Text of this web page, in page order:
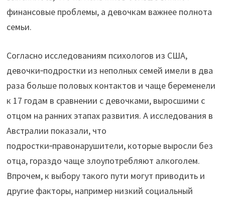
финансовые проблемы, а девочкам важнее полнота
семьи.
Согласно исследованиям психологов из США,
девочки‑подростки из неполных семей имели в два
раза больше половых контактов и чаще беременели
к 17 годам в сравнении с девочками, выросшими с
отцом на ранних этапах развития. А исследования в
Австралии показали, что
подростки‑правонарушители, которые выросли без
отца, гораздо чаще злоупотребляют алкоголем.
Впрочем, к выбору такого пути могут приводить и
другие факторы, например низкий социальный